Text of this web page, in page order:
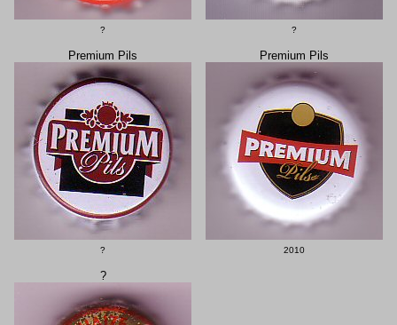
? ?
Premium Pils
?
Premium Pils
2010
?